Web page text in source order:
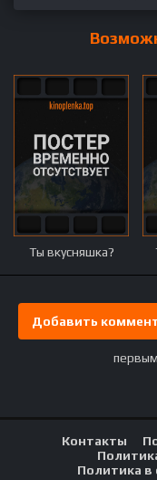
Ты вкусняшка?
Добавить
Контакты
Политика